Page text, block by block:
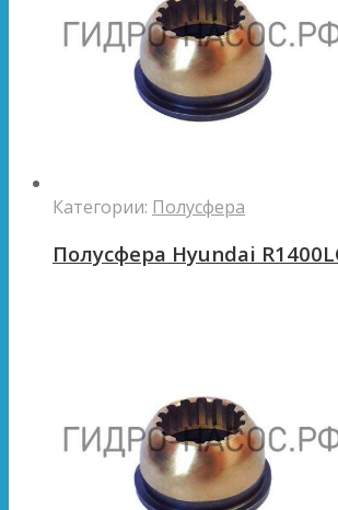
Категории: Полусфера
Полусфера Hyundai